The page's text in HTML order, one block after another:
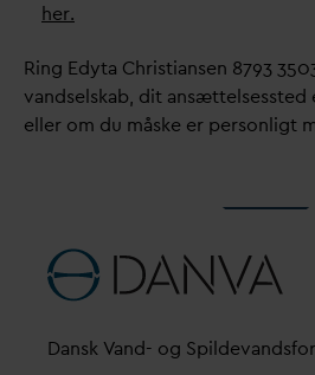
her.
Ring Edyta Christiansen 8793
vandselskab, dit ansættelsessted
eller om du måske er personligt
Dansk Vand- og Spildev